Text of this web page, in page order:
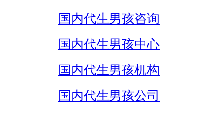
国内代生男孩咨询
国内代生男孩中心
国内代生男孩机构
国内代生男孩公司